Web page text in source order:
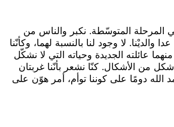
المتوسّطة. نكبر والناس من
والديْنا. لا وجود لنا بالنسبة لهما، وكأنّنا
عائلته الجديدة وحياته التي لا نشكّل
من الأشكال. كنّا نشعر بأنّنا غربتان
الله دومًا على كوننا توأم، أمر هوّن على